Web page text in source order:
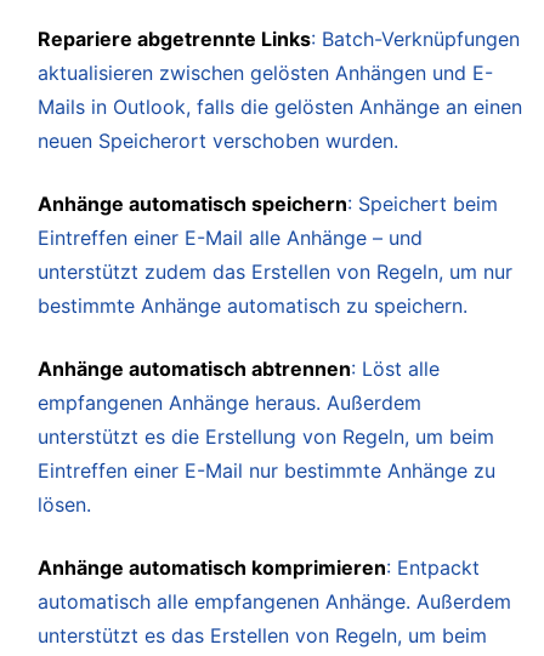
Repariere abgetrennte Links: Batch-Verknüpfungen
aktualisieren zwischen gelösten Anhängen und E-
Mails in Outlook, falls die gelösten Anhänge an einen
neuen Speicherort verschoben wurden.
Anhänge automatisch speichern: Speichert beim
Eintreffen einer E-Mail alle Anhänge – und
unterstützt zudem das Erstellen von Regeln, um nur
bestimmte Anhänge automatisch zu speichern.
Anhänge automatisch abtrennen: Löst alle
empfangenen Anhänge heraus. Außerdem
unterstützt es die Erstellung von Regeln, um beim
Eintreffen einer E-Mail nur bestimmte Anhänge zu
lösen.
Anhänge automatisch komprimieren: Entpackt
automatisch alle empfangenen Anhänge. Außerdem
unterstützt es das Erstellen von Regeln, um beim